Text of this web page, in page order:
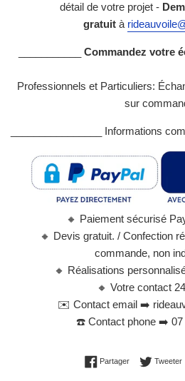
détail de votre projet -
gratuit à
Commandez votre
Professionnels et Particuliers:
sur
________________ Informations
🔸 Paiement sécurisé
🔸 Devis gratuit. / Confection
commande, non
🔸 Réalisations
🔸 Votre contact
✉️ Contact email ➡️
☎️Contact phone ➡️ 07
PartagerPartager sur
Tweeter